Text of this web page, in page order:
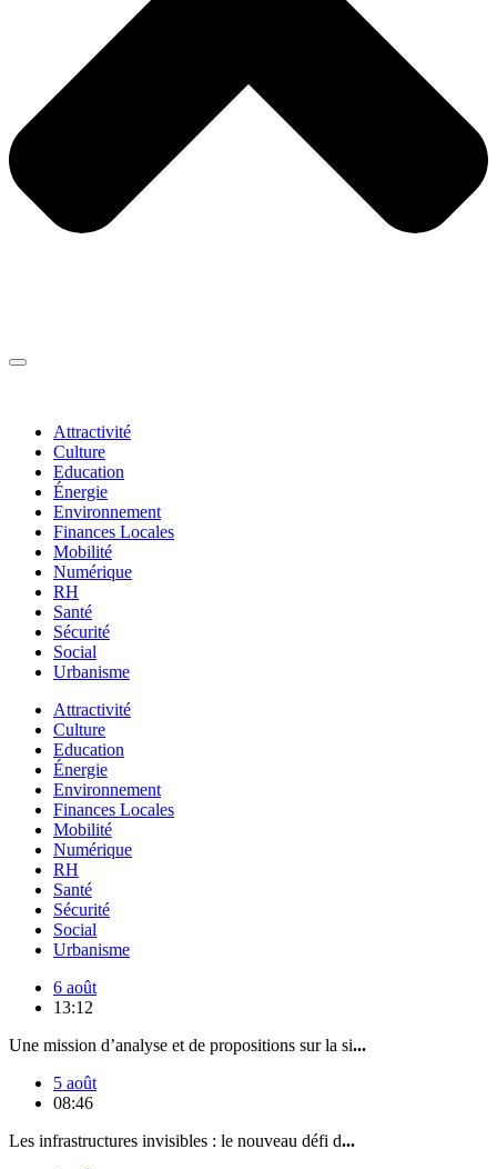
Attractivité
Culture
Education
Énergie
Environnement
Finances Locales
Mobilité
Numérique
RH
Santé
Sécurité
Social
Urbanisme
Attractivité
Culture
Education
Énergie
Environnement
Finances Locales
Mobilité
Numérique
RH
Santé
Sécurité
Social
Urbanisme
6 août
13:12
Une mission d’analyse et de propositions sur la si...
5 août
08:46
Les infrastructures invisibles : le nouveau défi d...